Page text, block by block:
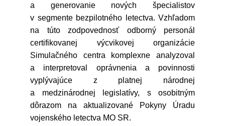
a generovanie nových špecialistov
v segmente bezpilotného letectva. Vzhľadom
na túto zodpovednosť odborný personál
certifikovanej výcvikovej organizácie
Simulačného centra komplexne analyzoval
a interpretoval oprávnenia a povinnosti
vyplývajúce z platnej národnej
a medzinárodnej legislatívy, s osobitným
dôrazom na aktualizované Pokyny Úradu
vojenského letectva MO SR.